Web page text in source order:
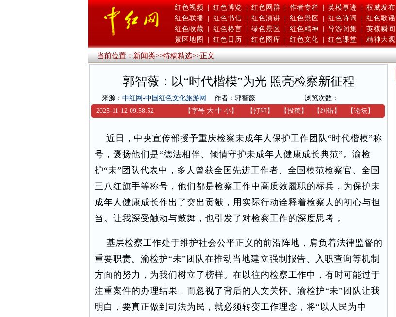
红色视频 | 红色博览 | 红色网群 | 作者专栏 | 英模事迹 | 权威发布
红色联播
红色书信 红色演讲 红色景区 红色诗词 红色歌谣
红色收藏
红色格言 绿色景区 红色精神 导游词集 英模瞬间
景区地图
红色日历 红色图库 红色文化 红色课堂 精神大观
当前位置：新闻类>>特稿精选>>正文
郭智薇：以“时代楷模”为光 照亮检察新征程
来源： 中红网-中国红色文化旅游网 作者：郭智薇
浏览次数：
2025-11-12 09:58:52
【字号 大 中 小】 【打印 】 【投稿】 【纠错】 【论坛】
近日，中央宣传部授予重庆检察未成年人保护工作团队“时代楷模”称
号，褒扬他们是“德法相伴、倾情守护未成年人健康成长典范”。渝检
护“未”团队代表中，多人曾获全国先进工作者、全国模范检察官、全国
三八红旗手等称号，他们都是检察工作中高质效履职的标兵，为保护未
成年人健康成长作出了突出贡献，用实际行动诠释着检察人的初心与担
当。让我深受触动与鼓舞，也引发了对检察工作的深度思考 。
基层检察工作处于维护社会公平正义的前沿阵地，肩负着法律监督的
重要职责。渝检护“未”团队在推动当地建立强制报告、入职查询等机制
方面的努力，为我们树立了榜样。在以往的检察工作中，有时可能过于
注重案件的办理结果，而忽视了背后的人文关怀。渝检护“未”团队让我
明白，要真正做到司法为民，就必须转变工作理念，将“以人民为中